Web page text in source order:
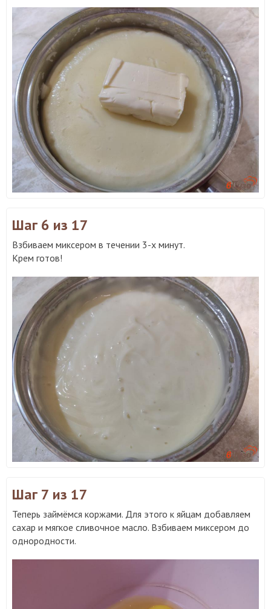
Шаг 6 из 17
Взбиваем миксером в течении 3-х минут.
Крем готов!
Шаг 7 из 17
Теперь займёмся коржами. Для этого к яйцам добавляем
сахар и мягкое сливочное масло. Взбиваем миксером до
однородности.